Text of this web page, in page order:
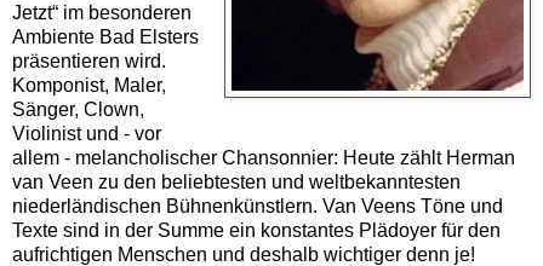
Jetzt“ im besonderen
Ambiente Bad Elsters
präsentieren wird.
Komponist, Maler,
Sänger, Clown,
Violinist und - vor
allem - melancholischer Chansonnier: Heute zählt Herman
van Veen zu den beliebtesten und weltbekanntesten
niederländischen Bühnenkünstlern. Van Veens Töne und
Texte sind in der Summe ein konstantes Plädoyer für den
aufrichtigen Menschen und deshalb wichtiger denn je!